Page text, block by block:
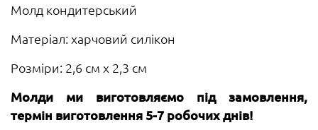
Молд кондитерський
Матеріал: харчовий силікон
Розміри: 2,6 см х 2,3 см
Молди ми виготовляємо під замовлення,
термін виготовлення 5-7 робочих днів!